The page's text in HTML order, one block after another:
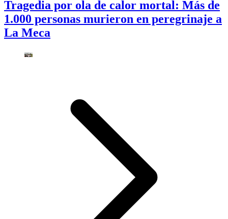
Tragedia por ola de calor mortal: Más de
1.000 personas murieron en peregrinaje a
La Meca